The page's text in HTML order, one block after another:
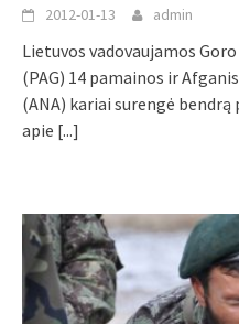
2012-01-13 admin
Lietuvos vadovaujamos
(PAG) 14 pamainos ir
(ANA) kariai surengė
apie [...]